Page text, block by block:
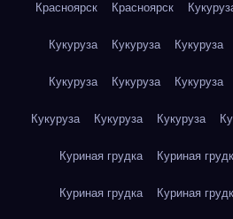
Красноярск Красноярск
Кукуруза Кукуруза Кукуруза
Кукуруза Кукуруза Кукуруза
Кукуруза Кукуруза Кукуруза
Куриная грудка Куриная
Куриная грудка Куриная